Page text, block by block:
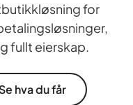
for
fullt eierskap.
Se hva du får